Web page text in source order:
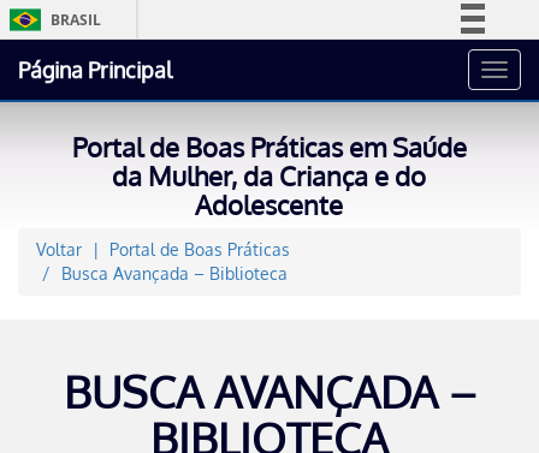
BRASIL
Acesso à informação
Página Principal
Portal de Boas Práticas em Saúde
da Mulher, da Criança e do
Adolescente
Voltar
Portal de Boas Práticas
Busca Avançada – Biblioteca
BUSCA AVANÇADA –
BIBLIOTECA